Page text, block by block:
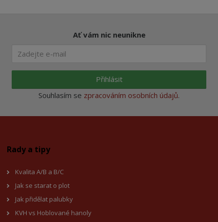
Ať vám nic neunikne
Přihlásit
Souhlasím se zpracováním osobních údajů.
Rady a tipy
Kvalita A/B a B/C
Jak se starat o plot
Jak přidělat palubky
KVH vs Hoblované hanoly